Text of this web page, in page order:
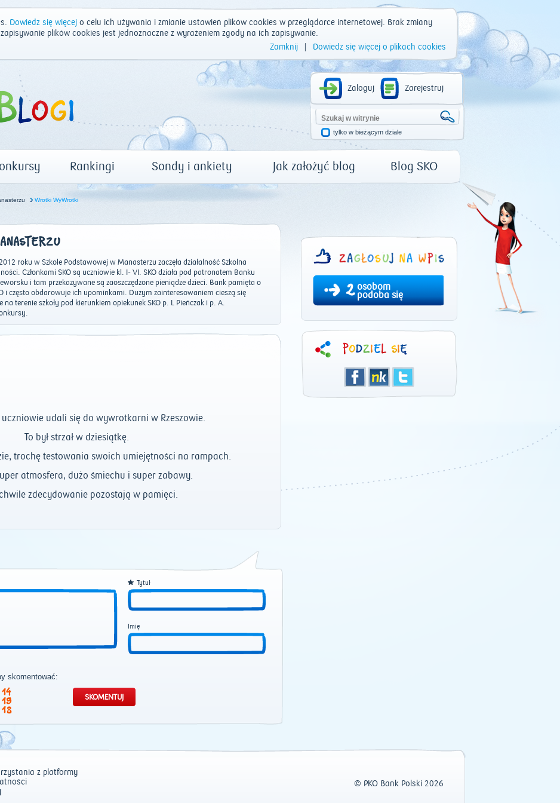
Dowiedz się więcejo celu ich używania i zmianie ustawień plików cookies w przeglądarce internetowej. Brak zmiany
plików cookies jest jednoznaczne z wyrażeniem zgody na ich zapisywanie.
Zamknij
Dowiedz się więcej o plikach cookies
Zaloguj Zarejestruj
tylko w bieżącym dziale
Rankingi Sondy i ankiety Jak założyć blog Blog SKO
Wrotki WyWrotki
roku w Szkole Podstawowej w Manasterzu zaczęła działalność Szkolna
Członkami SKO są uczniowie kl. I- VI. SKO działa pod patronatem Banku
i tam przekazywane są zaoszczędzone pieniądze dzieci. Bank pamięta o
i często obdarowuje ich upominkami. Dużym zainteresowaniem cieszą się
na terenie szkoły pod kierunkiem opiekunek SKO p. L Pieńczak i p. A.
udali się do wywrotkarni w Rzeszowie.
To był strzał w dziesiątkę.
trochę testowania swoich umiejętności na rampach.
atmosfera, dużo śmiechu i super zabawy.
zdecydowanie pozostają w pamięci.
Tytuł
Imię
skomentować:
14
19
18
2osobom
podoba się
z platformy
© PKO Bank Polski 2026